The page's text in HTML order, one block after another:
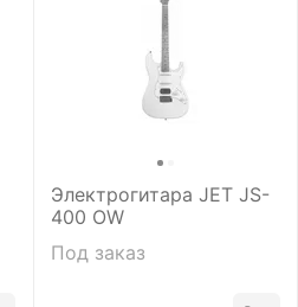
Электрогитара JET JS-
400 OW
Под заказ